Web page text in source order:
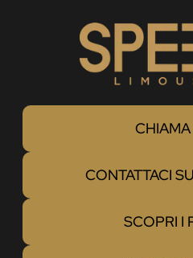
CONTATTACI
SCOPRI I